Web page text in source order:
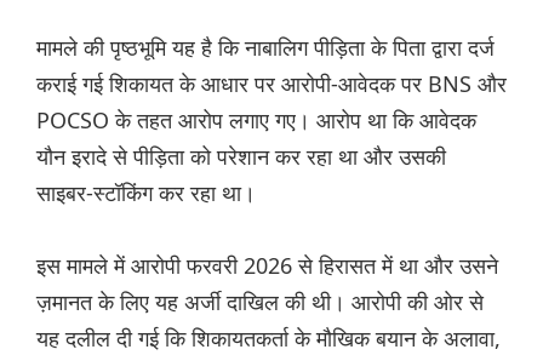
मामले की पृष्ठभूमि यह है कि नाबालिग पीड़िता के पिता द्वारा दर्ज
कराई गई शिकायत के आधार पर आरोपी-आवेदक पर BNS और
POCSO के तहत आरोप लगाए गए। आरोप था कि आवेदक
यौन इरादे से पीड़िता को परेशान कर रहा था और उसकी
साइबर-स्टॉकिंग कर रहा था।
इस मामले में आरोपी फरवरी 2026 से हिरासत में था और उसने
ज़मानत के लिए यह अर्जी दाखिल की थी। आरोपी की ओर से
यह दलील दी गई कि शिकायतकर्ता के मौखिक बयान के अलावा,